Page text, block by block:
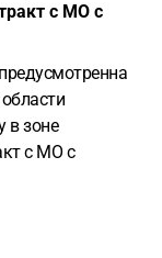
с МО с
в зоне
с МО с